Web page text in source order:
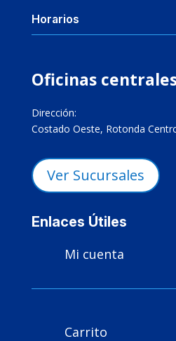
Horarios
Oficinas
Dirección:
Costado Oeste, Rotonda
Ver Sucursales
Enlaces Útiles
Mi cuenta
Carrito